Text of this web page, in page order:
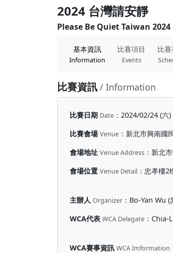
2024 台灣請安靜
Please Be Quiet Taiwan 2024
基本資訊
Information
比賽項目
Events
比
比賽資訊 / Information
比賽日期 Date ： 2024/02/24 (六
比賽會場 Venue ： 新北市興南國
會場地址 Venue Address ： 新北
會場位置 Venue Detail ： 忠孝樓2
主辦人 Organizer ： Bo-Yan Wu
WCA代表 WCA Delegate ： Chia-
WCA賽事資訊 WCA Imformation